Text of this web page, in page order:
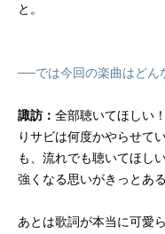
と。
──では今回の楽曲はどん
諏訪： 全部聴いてほしい
りサビは何度かやらせて
も、流れでも聴いてほし
強くなる思いがきっとあ
あとは歌詞が本当に可愛